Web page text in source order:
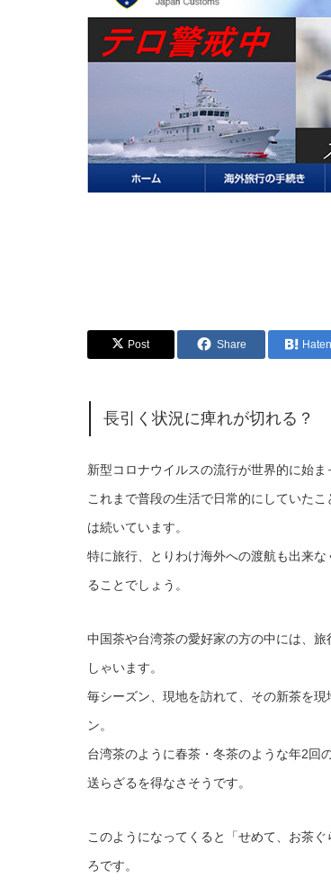
Post Share
長引く状況に痺れが切れる？
新型コロナウイルスの流行が世界的に始ま
これまで普段の生活で日常的にしていた
は続いています。
特に旅行、とりわけ海外への渡航も出来
ることでしょう。
中国茶や台湾茶の愛好家の方の中には、
しゃいます。
毎シーズン、現地を訪れて、その新茶を
ン。
台湾茶のように春茶・冬茶のような年2回
送らざるを得なさそうです。
このようになってくると「せめて、お茶
ろです。